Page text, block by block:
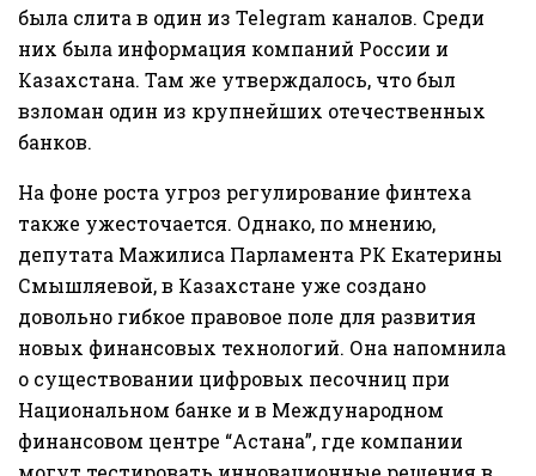
была слита в один из Telegram каналов. Среди
них была информация компаний России и
Казахстана. Там же утверждалось, что был
взломан один из крупнейших отечественных
банков.
На фоне роста угроз регулирование финтеха
также ужесточается. Однако, по мнению,
депутата Мажилиса Парламента РК Екатерины
Смышляевой, в Казахстане уже создано
довольно гибкое правовое поле для развития
новых финансовых технологий. Она напомнила
о существовании цифровых песочниц при
Национальном банке и в Международном
финансовом центре “Астана”, где компании